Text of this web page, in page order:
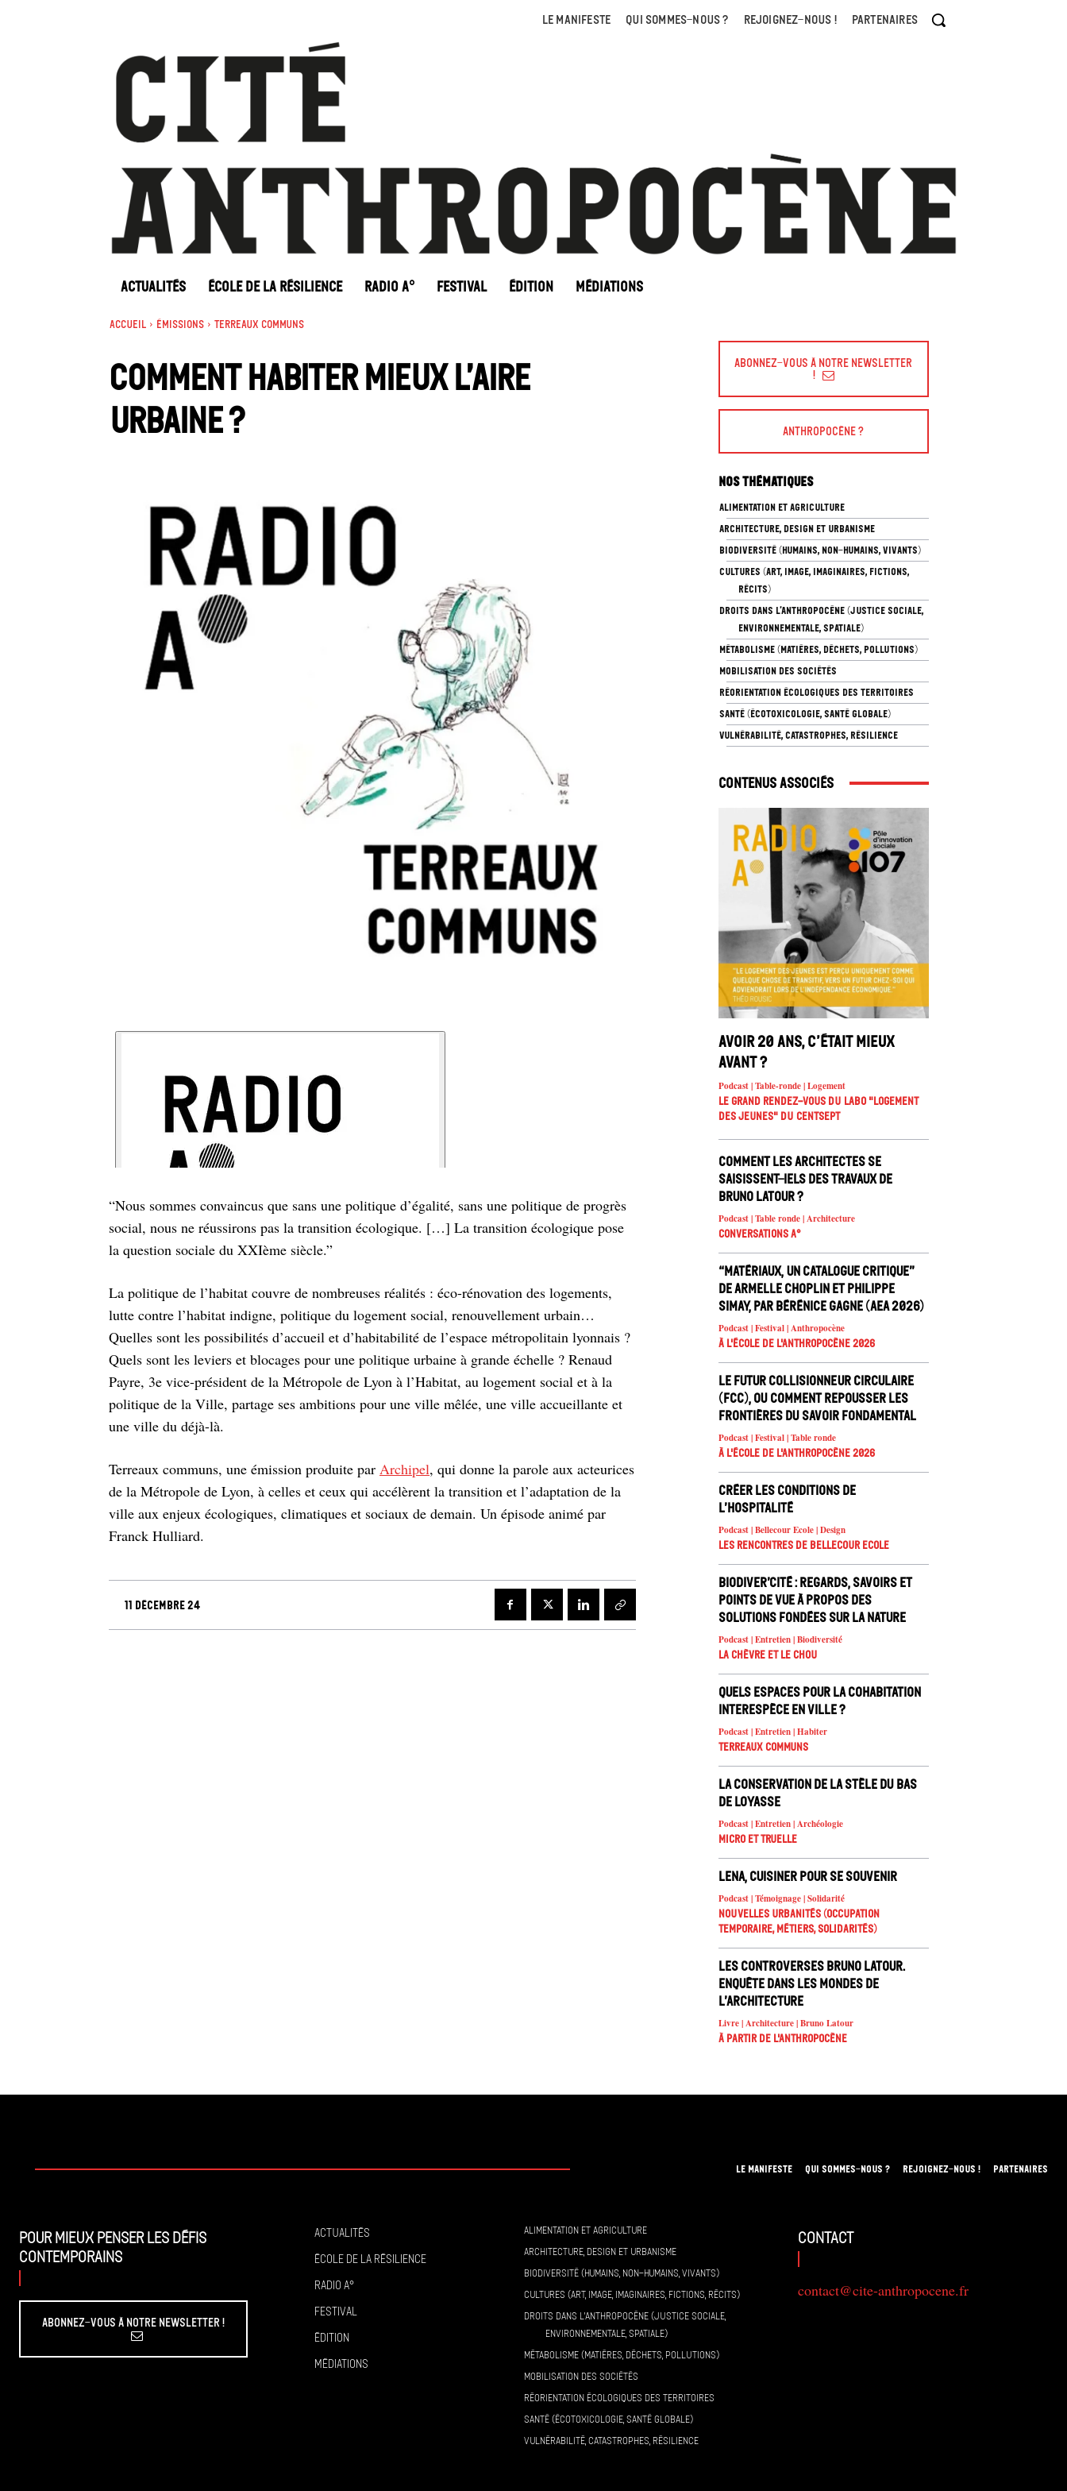
LE MANIFESTE QUI SOMMES-NOUS ? REJOIGNEZ-NOUS ! PARTENAIRES
ACTUALITÉS ÉCOLE DE LA RÉSILIENCE RADIO A° FESTIVAL ÉDITION MÉDIATIONS
Accueil Émissions Terreaux Communs
Comment habiter mieux l’aire
urbaine ?
“Nous sommes convaincus que sans une politique d’égalité, sans une politique de progrès
social, nous ne réussirons pas la transition écologique. […] La transition écologique pose
la question sociale du XXIème siècle.”
La politique de l’habitat couvre de nombreuses réalités : éco-rénovation des logements,
lutte contre l’habitat indigne, politique du logement social, renouvellement urbain…
Quelles sont les possibilités d’accueil et d’habitabilité de l’espace métropolitain lyonnais ?
Quels sont les leviers et blocages pour une politique urbaine à grande échelle ? Renaud
Payre, 3e vice-président de la Métropole de Lyon à l’Habitat, au logement social et à la
politique de la Ville, partage ses ambitions pour une ville mêlée, une ville accueillante et
une ville du déjà-là.
Terreaux communs, une émission produite par Archipel, qui donne la parole aux acteurices
de la Métropole de Lyon, à celles et ceux qui accélèrent la transition et l’adaptation de la
ville aux enjeux écologiques, climatiques et sociaux de demain. Un épisode animé par
Franck Hulliard.
11 décembre 24
Abonnez-vous à Notre Newsletter
!
Anthropocène ?
Nos thématiques
ALIMENTATION ET AGRICULTURE
ARCHITECTURE, DESIGN ET URBANISME
BIODIVERSITÉ (HUMAINS, NON-HUMAINS, VIVANTS)
CULTURES (ART, IMAGE, IMAGINAIRES, FICTIONS,
RÉCITS)
DROITS DANS L’ANTHROPOCÈNE (JUSTICE SOCIALE,
ENVIRONNEMENTALE, SPATIALE)
MÉTABOLISME (MATIÈRES, DÉCHETS, POLLUTIONS)
MOBILISATION DES SOCIÉTÉS
RÉORIENTATION ÉCOLOGIQUES DES TERRITOIRES
SANTÉ (ÉCOTOXICOLOGIE, SANTÉ GLOBALE)
VULNÉRABILITÉ, CATASTROPHES, RÉSILIENCE
Contenus associés
Avoir 20 ans, c’était mieux
avant ?
Podcast | Table-ronde | Logement
Le Grand Rendez-vous du Labo "Logement
des jeunes" du Centsept
Comment les architectes se
saisissent-iels des travaux de
Bruno Latour ?
Podcast | Table ronde | Architecture
Conversations A°
“Matériaux, un catalogue critique”
de Armelle Choplin et Philippe
Simay, par Bérénice Gagne (AEA 2026)
Podcast | Festival | Anthropocène
À l'école de l'Anthropocène 2026
Le Futur Collisionneur Circulaire
(FCC), ou comment repousser les
frontières du savoir fondamental
Podcast | Festival | Table ronde
À l'école de l'Anthropocène 2026
Créer les conditions de
l’hospitalité
Podcast | Bellecour Ecole | Design
Les rencontres de Bellecour Ecole
Biodiver’cité : regards, savoirs et
points de vue à propos des
solutions fondées sur la nature
Podcast | Entretien | Biodiversité
La chèvre et le chou
Quels espaces pour la cohabitation
interespèce en ville ?
Podcast | Entretien | Habiter
Terreaux Communs
La conservation de la stèle du Bas
de Loyasse
Podcast | Entretien | Archéologie
Micro et truelle
Lena, cuisiner pour se souvenir
Podcast | Témoignage | Solidarité
Nouvelles urbanités (occupation
temporaire, métiers, solidarités)
Les controverses Bruno Latour.
Enquête dans les mondes de
l’architecture
Livre | Architecture | Bruno Latour
À partir de l'anthropocène
LE MANIFESTE QUI SOMMES-NOUS ? REJOIGNEZ-NOUS ! PARTENAIRES
Pour mieux penser les défis
contemporains
Abonnez-vous à Notre Newsletter !
Actualités
École de la résilience
Radio A°
Festival
Édition
Médiations
ALIMENTATION ET AGRICULTURE
ARCHITECTURE, DESIGN ET URBANISME
BIODIVERSITÉ (HUMAINS, NON-HUMAINS, VIVANTS)
CULTURES (ART, IMAGE, IMAGINAIRES, FICTIONS, RÉCITS)
DROITS DANS L’ANTHROPOCÈNE (JUSTICE SOCIALE,
ENVIRONNEMENTALE, SPATIALE)
MÉTABOLISME (MATIÈRES, DÉCHETS, POLLUTIONS)
MOBILISATION DES SOCIÉTÉS
RÉORIENTATION ÉCOLOGIQUES DES TERRITOIRES
SANTÉ (ÉCOTOXICOLOGIE, SANTÉ GLOBALE)
VULNÉRABILITÉ, CATASTROPHES, RÉSILIENCE
contact
contact@cite-anthropocene.fr